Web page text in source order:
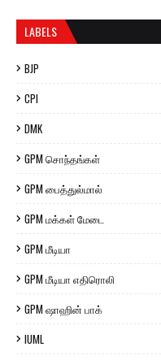
LABELS
BJP
CPI
DMK
GPM சொந்தங்கள்
GPM பைத்துல்மால்
GPM மக்கள் மேடை
GPM மீடியா
GPM மீடியா எதிரொலி
GPM ஷாஹின் பாக்
IUML